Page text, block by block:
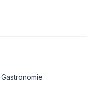
Gastronomie